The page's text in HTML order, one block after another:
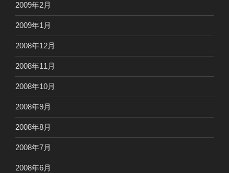
2009年2月
2009年1月
2008年12月
2008年11月
2008年10月
2008年9月
2008年8月
2008年7月
2008年6月